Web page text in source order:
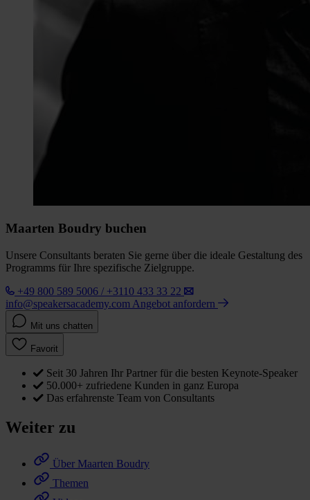
Maarten Boudry buchen
Unsere Consultants beraten Sie gerne über die ideale Gestaltung des
Programms für Ihre spezifische Zielgruppe.
+49 800 589 5006 / +3110 433 33 22
info@speakersacademy.com Angebot anfordern
Mit uns chatten
Favorit
Seit 30 Jahren Ihr Partner für die besten Keynote-Speaker
50.000+ zufriedene Kunden in ganz Europa
Das erfahrenste Team von Consultants
Weiter zu
Über Maarten Boudry
Themen